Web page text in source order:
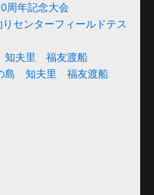
周年記念大会
センターフィールドテス
夫里 福友渡船
島 知夫里 福友渡船